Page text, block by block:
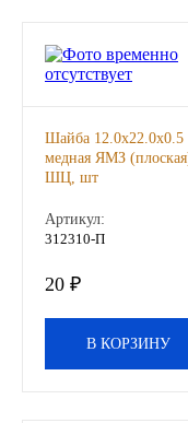
North Sea Lubricants
АПП
ГПЗ
ЕПК
Другие бренды
Шайба 12.0х22.0х0.5
медная ЯМЗ
ШЦ, шт
Артикул:
312310-П
20 ₽
В КОРЗИНУ